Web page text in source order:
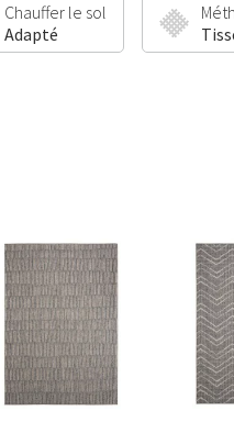
Chauffer le sol
Adapté